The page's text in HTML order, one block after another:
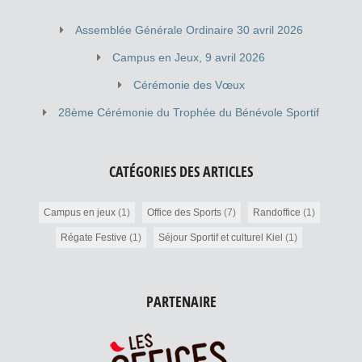
Le Foll : 02 98 80 30 03 Entraînements […]
Assemblée Générale Ordinaire 30 avril 2026
Campus en Jeux, 9 avril 2026
Cérémonie des Vœux
28ème Cérémonie du Trophée du Bénévole Sportif
CATÉGORIES DES ARTICLES
Campus en jeux(1) Office des Sports(7) Randoffice (1)
Régate Festive (1) Séjour Sportif et culturel Kiel (1)
PARTENAIRE